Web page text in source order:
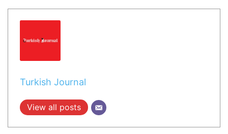
Turkish Journal
View all posts